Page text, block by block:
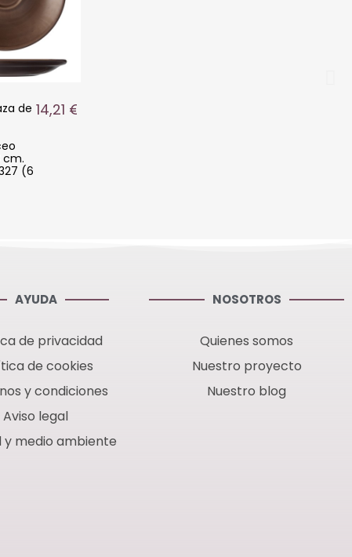
de
cm.
(6
14,21 €
AYUDA
de privacidad
de cookies
y condiciones
Aviso legal
y medio ambiente
NOSOTROS
Quienes somos
Nuestro proyecto
Nuestro blog